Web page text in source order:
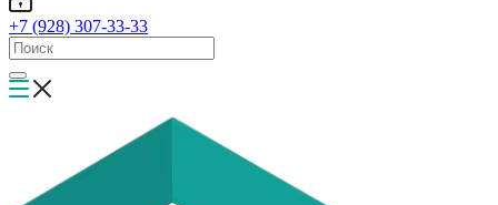
+7 (928) 307-33-33